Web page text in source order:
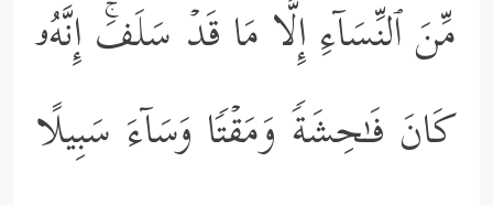
مِّنَ ٱلنِّسَاۤءِ إِلَّا مَا قَدۡ سَلَفَۚ إِنَّهُۥ
كَانَ فَـٰحِشَةࣰ وَمَقۡتࣰا وَسَاۤءَ سَبِیلًا